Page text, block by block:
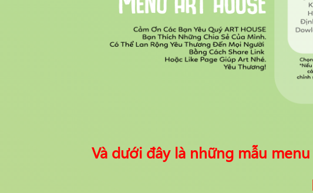
Và dưới đây là những mẫu